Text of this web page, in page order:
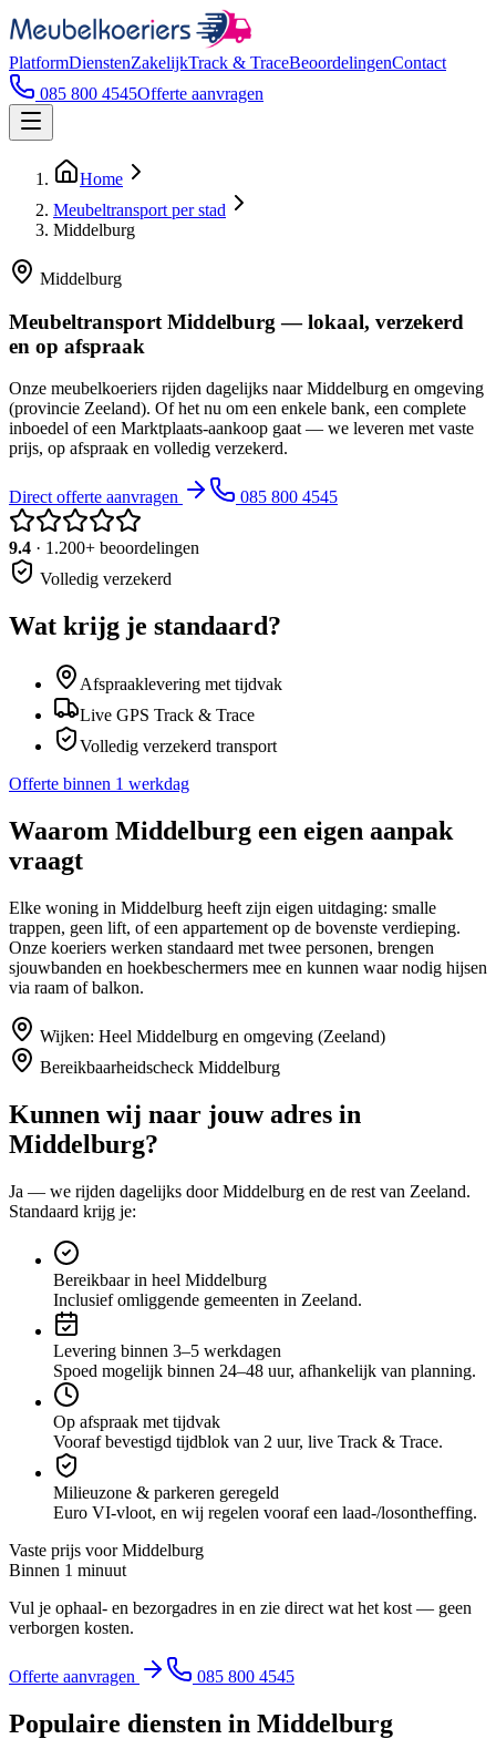
PlatformDienstenZakelijkTrack & TraceBeoordelingenContact
085 800 4545Offerte aanvragen
Home
Meubeltransport per stad
Middelburg
Middelburg
Meubeltransport Middelburg — lokaal, verzekerd
en op afspraak
Onze meubelkoeriers rijden dagelijks naar Middelburg en omgeving
(provincie Zeeland). Of het nu om een enkele bank, een complete
inboedel of een Marktplaats-aankoop gaat — we leveren met vaste
prijs, op afspraak en volledig verzekerd.
Direct offerte aanvragen 085 800 4545
9.4 · 1.200+ beoordelingen
Volledig verzekerd
Wat krijg je standaard?
Afspraaklevering met tijdvak
Live GPS Track & Trace
Volledig verzekerd transport
Offerte binnen 1 werkdag
Waarom Middelburg een eigen aanpak
vraagt
Elke woning in Middelburg heeft zijn eigen uitdaging: smalle
trappen, geen lift, of een appartement op de bovenste verdieping.
Onze koeriers werken standaard met twee personen, brengen
sjouwbanden en hoekbeschermers mee en kunnen waar nodig hijsen
via raam of balkon.
Wijken: Heel Middelburg en omgeving (Zeeland)
Bereikbaarheidscheck Middelburg
Kunnen wij naar jouw adres in
Middelburg?
Ja — we rijden dagelijks doorMiddelburg en de rest van Zeeland.
Standaard krijg je:
Bereikbaar in heel Middelburg
Inclusief omliggende gemeenten in Zeeland.
Levering binnen 3–5 werkdagen
Spoed mogelijk binnen 24–48 uur, afhankelijk van planning.
Op afspraak met tijdvak
Vooraf bevestigd tijdblok van 2 uur, live Track & Trace.
Milieuzone & parkeren geregeld
Euro VI-vloot, en wij regelen vooraf een laad-/losontheffing.
Vaste prijs voorMiddelburg
Binnen 1 minuut
Vul je ophaal- en bezorgadres in en zie direct wat het kost — geen
verborgen kosten.
Offerte aanvragen 085 800 4545
Populaire diensten in Middelburg